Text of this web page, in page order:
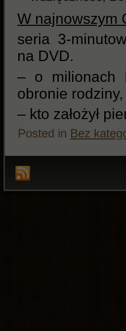
W najnowszym
seria 3-
na DVD.
– o milionach
obronie
– kto założył
Posted in Bez